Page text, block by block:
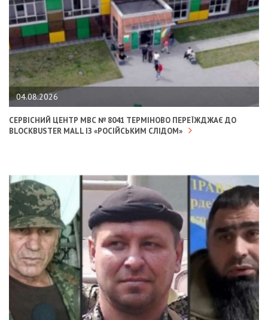
04.08.2026
СЕРВІСНИЙ ЦЕНТР МВС № 8041 ТЕРМІНОВО ПЕРЕЇЖДЖАЄ ДО
BLOCKBUSTER MALL ІЗ «РОСІЙСЬКИМ СЛІДОМ»